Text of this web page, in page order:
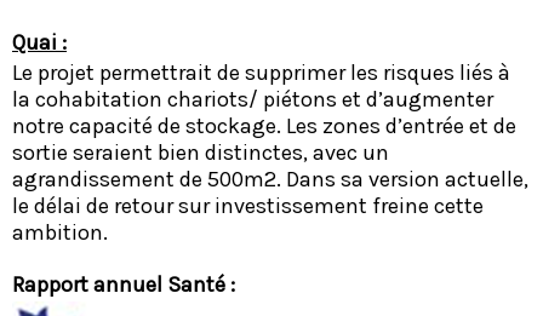
Quai :
Le projet permettrait de supprimer les risques liés à
la cohabitation chariots/ piétons et d’augmenter
notre capacité de stockage. Les zones d’entrée et de
sortie seraient bien distinctes, avec un
agrandissement de 500m2. Dans sa version actuelle,
le délai de retour sur investissement freine cette
ambition.
Rapport annuel Santé :